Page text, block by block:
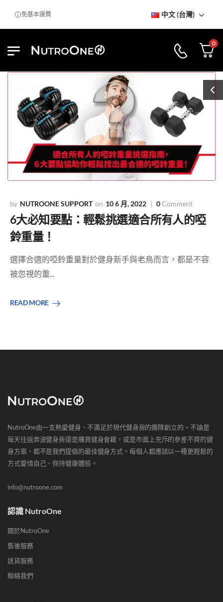
免基本運費 中文 (台灣)
0
NUTROONE SUPPORT 10 6 月, 2022 0Comment
6大必知要點：輕鬆挑選適合所有人的啞
鈴重量！
選擇合適的啞鈴重量對於健身新手與老鳥而言，都是不容
被忽視的重...
READ MORE
NutroOne由一支熱愛健身、不滿足於現代健身房的團隊創立的。不論是
每天往返奔波健身房還是購買健身會籍，或是市面上充斥的參差不齊的健
身方案，都不是我們提倡的最佳健身方式。每個人都應該以一種更輕鬆的
方式愛惜自己、保持健康體態。
info@nutroone.com
認識 NutroOne
關於NutroOne
售後服務
送貨服務
聯絡我們